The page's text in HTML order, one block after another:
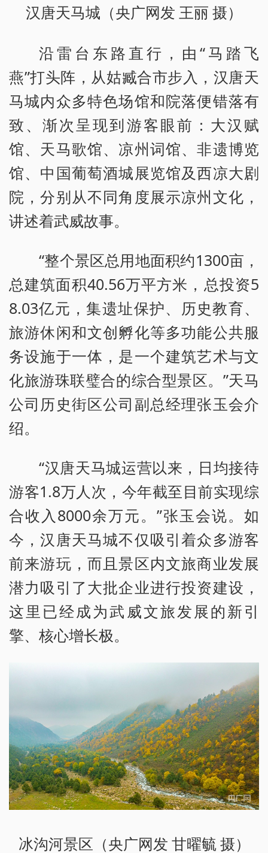
汉唐天马城（央广网发 王丽 摄）
沿雷台东路直行，由“马踏飞
燕”打头阵，从姑臧合市步入，汉唐天
马城内众多特色场馆和院落便错落有
致、渐次呈现到游客眼前：大汉赋
馆、天马歌馆、凉州词馆、非遗博览
馆、中国葡萄酒城展览馆及西凉大剧
院，分别从不同角度展示凉州文化，
讲述着武威故事。
“整个景区总用地面积约1300亩，
总建筑面积40.56万平方米，总投资5
8.03亿元，集遗址保护、历史教育、
旅游休闲和文创孵化等多功能公共服
务设施于一体，是一个建筑艺术与文
化旅游珠联璧合的综合型景区。”天马
公司历史街区公司副总经理张玉会介
绍。
“汉唐天马城运营以来，日均接待
游客1.8万人次，今年截至目前实现综
合收入8000余万元。”张玉会说。如
今，汉唐天马城不仅吸引着众多游客
前来游玩，而且景区内文旅商业发展
潜力吸引了大批企业进行投资建设，
这里已经成为武威文旅发展的新引
擎、核心增长极。
冰沟河景区（央广网发 甘曜毓 摄）